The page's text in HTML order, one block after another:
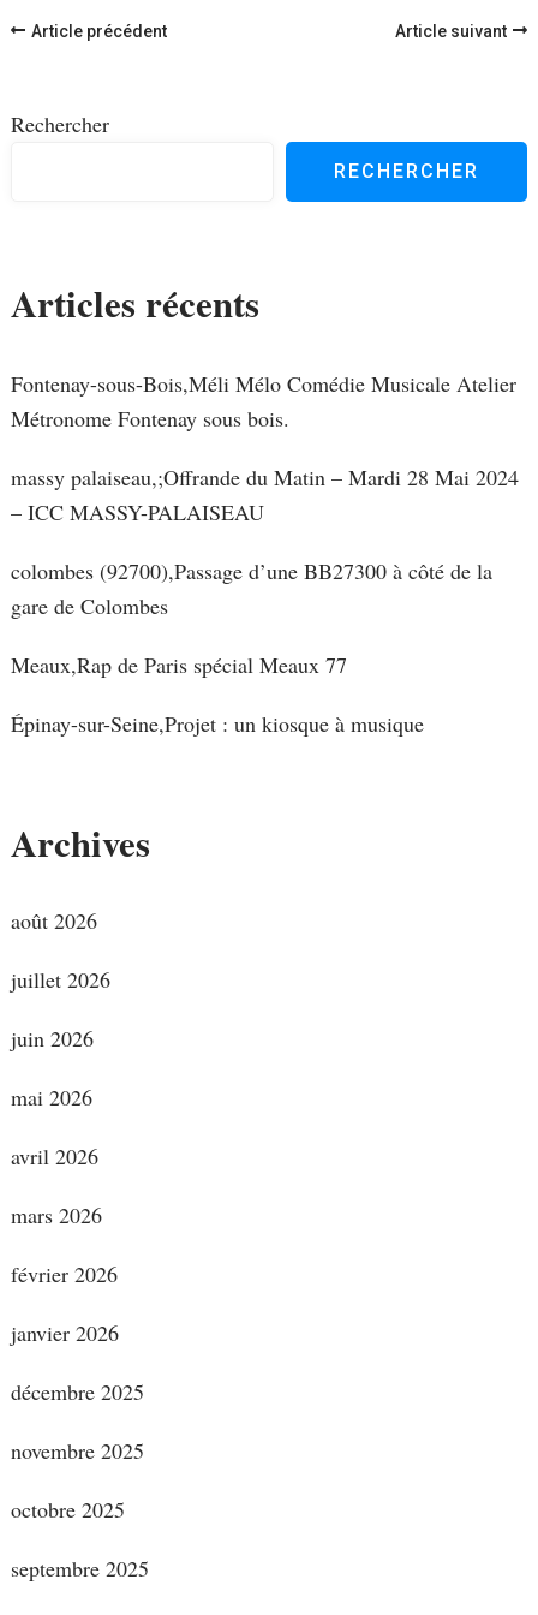
Navigation
Article précédent Article suivant
Rechercher
RECHERCHER
Articles récents
Fontenay-sous-Bois,Méli Mélo Comédie Musicale Atelier
Métronome Fontenay sous bois.
massy palaiseau,;Offrande du Matin – Mardi 28 Mai 2024
– ICC MASSY-PALAISEAU
colombes (92700),Passage d’une BB27300 à côté de la
gare de Colombes
Meaux,Rap de Paris spécial Meaux 77
Épinay-sur-Seine,Projet : un kiosque à musique
Archives
août 2026
juillet 2026
juin 2026
mai 2026
avril 2026
mars 2026
février 2026
janvier 2026
décembre 2025
novembre 2025
octobre 2025
septembre 2025